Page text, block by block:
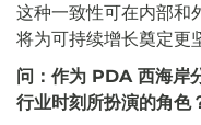
这种一致性可在内部和
将为可持续增长奠定更
问：作为 PDA 西海岸
行业时刻所扮演的角色